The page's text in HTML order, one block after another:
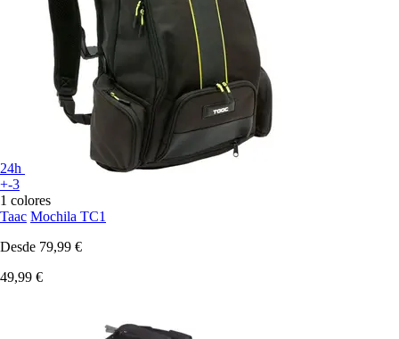
24h
+-3
1 colores
Taac Mochila TC1
Desde 79,99 €
49,99 €